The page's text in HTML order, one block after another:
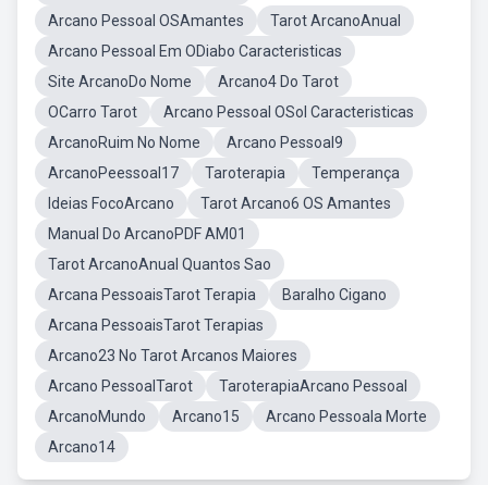
Arcano Pessoal OSAmantes
Tarot ArcanoAnual
Arcano Pessoal Em ODiabo Caracteristicas
Site ArcanoDo Nome
Arcano4 Do Tarot
OCarro Tarot
Arcano Pessoal OSol Caracteristicas
ArcanoRuim No Nome
Arcano Pessoal9
ArcanoPeessoal17
Taroterapia
Temperança
Ideias FocoArcano
Tarot Arcano6 OS Amantes
Manual Do ArcanoPDF AM01
Tarot ArcanoAnual Quantos Sao
Arcana PessoaisTarot Terapia
Baralho Cigano
Arcana PessoaisTarot Terapias
Arcano23 No Tarot Arcanos Maiores
Arcano PessoalTarot
TaroterapiaArcano Pessoal
ArcanoMundo
Arcano15
Arcano Pessoala Morte
Arcano14